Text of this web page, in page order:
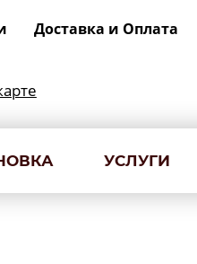
Доставка и Оплата
УСЛУГИ